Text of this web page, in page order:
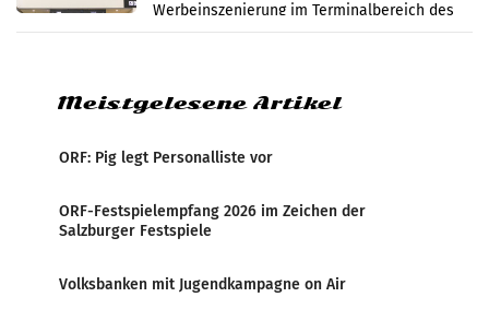
Werbeinszenierung im Terminalbereich des
Flughafen Wien. Die Präsenz befindet sich im
Meistgelesene Artikel
ORF: Pig legt Personalliste vor
ORF-Festspielempfang 2026 im Zeichen der
Salzburger Festspiele
Volksbanken mit Jugendkampagne on Air